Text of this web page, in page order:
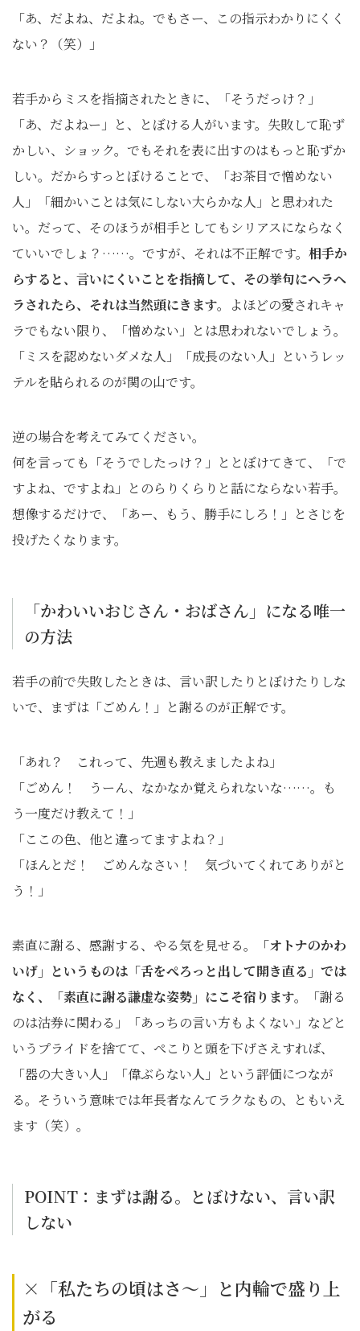
「あ、だよね、だよね。でもさー、この指示わかりにくく
ない？（笑）」
若手からミスを指摘されたときに、「そうだっけ？」
「あ、だよねー」と、とぼける人がいます。失敗して恥ず
かしい、ショック。でもそれを表に出すのはもっと恥ずか
しい。だからすっとぼけることで、「お茶目で憎めない
人」「細かいことは気にしない大らかな人」と思われた
い。だって、そのほうが相手としてもシリアスにならなく
ていいでしょ？……。ですが、それは不正解です。 相手か
らすると、言いにくいことを指摘して、その挙句にヘラヘ
ラされたら、それは当然頭にきます。
よほどの愛されキャ
ラでもない限り、「憎めない」とは思われないでしょう。
「ミスを認めないダメな人」「成長のない人」というレッ
テルを貼られるのが関の山です。
逆の場合を考えてみてください。
何を言っても「そうでしたっけ？」ととぼけてきて、「で
すよね、ですよね」とのらりくらりと話にならない若手。
想像するだけで、「あー、もう、勝手にしろ！」とさじを
投げたくなります。
「かわいいおじさん・おばさん」になる唯一
の方法
若手の前で失敗したときは、言い訳したりとぼけたりしな
いで、まずは「ごめん！」と謝るのが正解です。
「あれ？ これって、先週も教えましたよね」
「ごめん！ うーん、なかなか覚えられないな……。も
う一度だけ教えて！」
「ここの色、他と違ってますよね？」
「ほんとだ！ ごめんなさい！ 気づいてくれてありがと
う！」
素直に謝る、感謝する、やる気を見せる。
「オトナのかわ
いげ」というものは「舌をぺろっと出して開き直る」では
なく、「素直に謝る謙虚な姿勢」にこそ宿ります。
「謝る
のは沽券に関わる」「あっちの言い方もよくない」などと
いうプライドを捨てて、ぺこりと頭を下げさえすれば、
「器の大きい人」「偉ぶらない人」という評価につなが
る。そういう意味では年長者なんてラクなもの、ともいえ
ます（笑）。
POINT：まずは謝る。とぼけない、言い訳
しない
×「私たちの頃はさ〜」と内輪で盛り上
がる